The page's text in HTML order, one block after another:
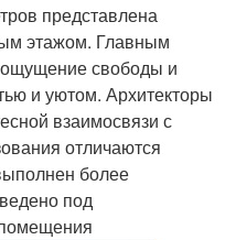
представлена
этажом. Главным
ощущение свободы и
и уютом. Архитекторы
взаимосвязи с
отличаются
более
под